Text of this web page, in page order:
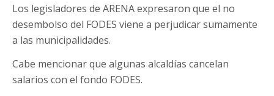
Los legisladores de ARENA expresaron que el no
desembolso del FODES viene a perjudicar sumamente
a las municipalidades.
Cabe mencionar que algunas alcaldías cancelan
salarios con el fondo FODES.